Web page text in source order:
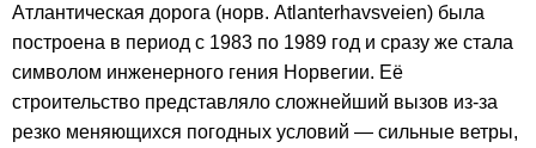
Атлантическая дорога (норв. Atlanterhavsveien) была
построена в период с 1983 по 1989 год и сразу же стала
символом инженерного гения Норвегии. Её
строительство представляло сложнейший вызов из-за
резко меняющихся погодных условий — сильные ветры,